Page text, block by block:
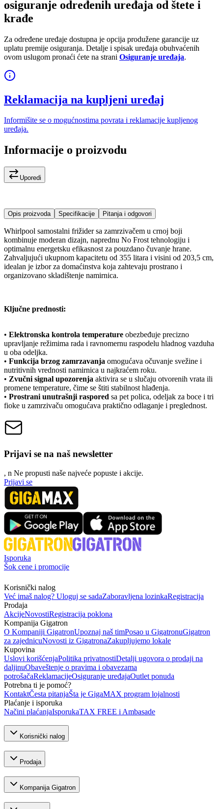
osiguranje određenih uređaja od štete i
krađe
Za određene uređaje dostupna je opcija produžene garancije uz
uplatu premije osiguranja. Detalje i spisak uređaja obuhvaćenih
ovom uslugom pronaći ćete na strani Osiguranje uređaja.
Reklamacija na kupljeni uređaj
Informišite se o mogućnostima povrata i reklamacije kupljenog
uređaja.
Informacije o proizvodu
Uporedi
Opis proizvoda Specifikacije Pitanja i odgovori
Whirlpool samostalni frižider sa zamrzivačem u crnoj boji
kombinuje moderan dizajn, naprednu No Frost tehnologiju i
optimalnu energetsku efikasnost za pouzdano čuvanje hrane.
Zahvaljujući ukupnom kapacitetu od 355 litara i visini od 203,5 cm,
idealan je izbor za domaćinstva koja zahtevaju prostrano i
organizovano skladištenje namirnica.
Ključne prednosti:
• Elektronska kontrola temperature obezbeđuje precizno
upravljanje režimima rada i ravnomernu raspodelu hladnog vazduha
u oba odeljka.
• Funkcija brzog zamrzavanja omogućava očuvanje svežine i
nutritivnih vrednosti namirnica u najkraćem roku.
• Zvučni signal upozorenja aktivira se u slučaju otvorenih vrata ili
promene temperature, čime se štiti stabilnost hlađenja.
• Prostrani unutrašnji raspored sa pet polica, odeljak za boce i tri
fioke u zamrzivaču omogućava praktično odlaganje i preglednost.
Prijavi se na naš newsletter
, n Ne propusti naše najveće popuste i akcije.
Prijavi se
Isporuka
Šok cene i promocije
Korisnički nalog
Već imaš nalog? Uloguj se sadaZaboravljena lozinkaRegistracija
Prodaja
AkcijeNovostiRegistracija poklona
Kompanija Gigatron
O Kompaniji GigatronUpoznaj naš timPosao u GigatronuGigatron
za zajednicuNovosti iz GigatronaZakupljujemo lokale
Kupovina
Uslovi korišćenjaPolitika privatnostiDetalji ugovora o prodaji na
daljinuObaveštenje o pravima i obavezama
potrošačaReklamacijeOsiguranje uređajaOutlet ponuda
Potrebna ti je pomoć?
KontaktČesta pitanjaŠta je GigaMAX program lojalnosti
Plaćanje i isporuka
Načini plaćanjaIsporukaTAX FREE i Ambasade
Korisnički nalog
Prodaja
Kompanija Gigatron